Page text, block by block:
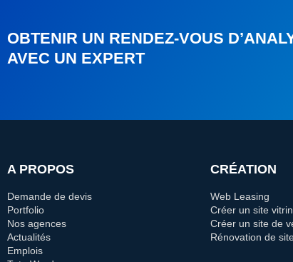
OBTENIR UN RENDEZ-VOUS
AVEC UN EXPERT
A PROPOS
Demande de devis
Portfolio
Nos agences
Actualités
Emplois
CRÉATION
Web Leasing
Créer un site
Créer un site de
Rénovation de